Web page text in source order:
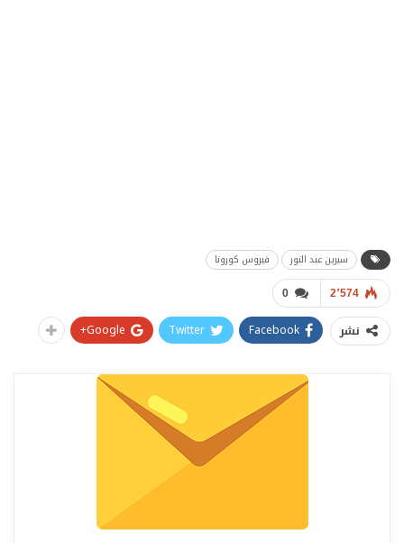
سيرين عبد النور فيروس كورونا
0 2٬574
نشر Facebook
Twitter
Google+